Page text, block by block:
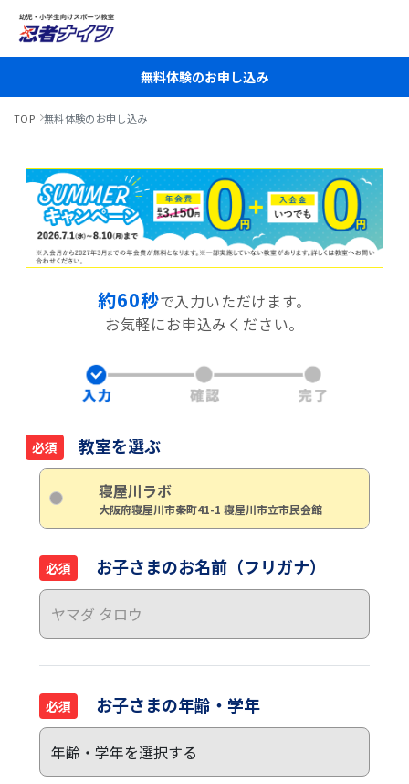
無料体験のお申し込み
TOP 無料体験のお申し込み
約60秒で入力いただけます。
お気軽にお申込みください。
必須 教室を選ぶ
寝屋川ラボ
大阪府寝屋川市秦町41-1 寝屋川市立市民会館
必須 お子さまのお名前（フリガナ）
必須 お子さまの年齢・学年